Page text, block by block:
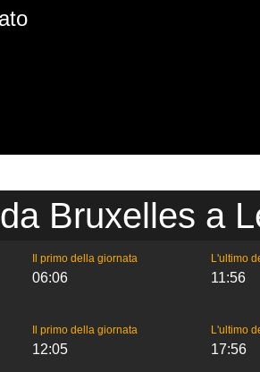
Bruxelles a
Il primo della giornata
06:06
L'ultimo
11:56
Il primo della giornata
12:05
L'ultimo
17:56